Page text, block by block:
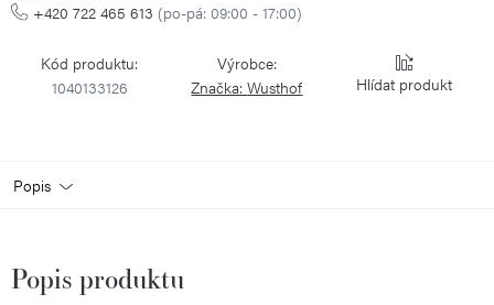
+420 722 465 613 (po-pá: 09:00 - 17:00)
Kód produktu:
1040133126
Výrobce:
Značka:Wusthof Hlídat
Popis
Popis produktu